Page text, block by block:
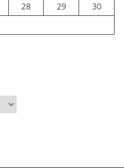
28 29
30